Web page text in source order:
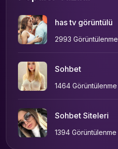
has tv görüntülü
2993 Görüntülenme
Sohbet
1464 Görüntülenme
Sohbet Siteleri
1394 Görüntülenme